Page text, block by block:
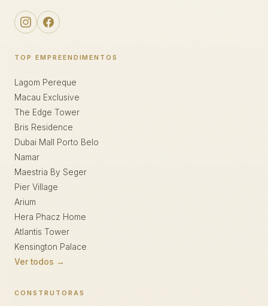
TOP EMPREENDIMENTOS
Lagom Pereque
Macau Exclusive
The Edge Tower
Bris Residence
Dubai Mall Porto Belo
Namar
Maestria By Seger
Pier Village
Arium
Hera Phacz Home
Atlantis Tower
Kensington Palace
Ver todos →
CONSTRUTORAS